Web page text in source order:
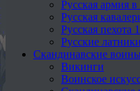
Русская армия
Русская
Русская пехота
Русские
Скандинавские
Викинги
Воинское